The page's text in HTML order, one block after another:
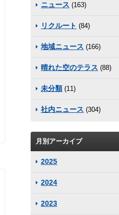
ニュース (163)
リクルート (84)
地域ニュース (166)
晴れた空のテラス (88)
未分類 (11)
社内ニュース (304)
月別アーカイブ
2025
2024
2023